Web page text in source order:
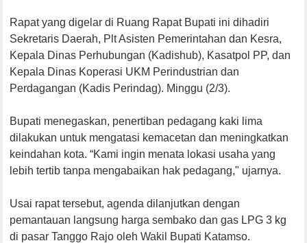
Rapat yang digelar di Ruang Rapat Bupati ini dihadiri
Sekretaris Daerah, Plt Asisten Pemerintahan dan Kesra,
Kepala Dinas Perhubungan (Kadishub), Kasatpol PP, dan
Kepala Dinas Koperasi UKM Perindustrian dan
Perdagangan (Kadis Perindag). Minggu (2/3).
Bupati menegaskan, penertiban pedagang kaki lima
dilakukan untuk mengatasi kemacetan dan meningkatkan
keindahan kota. “Kami ingin menata lokasi usaha yang
lebih tertib tanpa mengabaikan hak pedagang," ujarnya.
Usai rapat tersebut, agenda dilanjutkan dengan
pemantauan langsung harga sembako dan gas LPG 3 kg
di pasar Tanggo Rajo oleh Wakil Bupati Katamso.